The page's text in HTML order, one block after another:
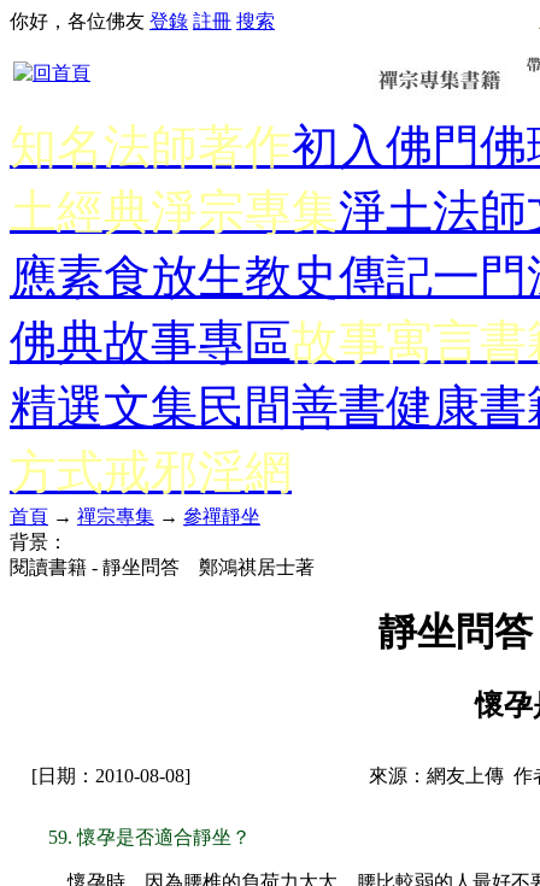
你好，各位佛友 登錄 註冊 搜索
知名法師著作初入佛門佛
土經典淨宗專集淨土法師
應素食放生教史傳記一門
佛典故事專區故事寓言書
精選文集民間善書健康書
方式戒邪淫網
首頁 → 禪宗專集 → 參禪靜坐
背景：
閱讀書籍 - 靜坐問答 鄭鴻祺居士著
靜坐問
懷孕
[日期：2010-08-08] 來源：網友上傳 作
59. 懷孕是否適合靜坐？
懷孕時，因為腰椎的負荷力太太，腰比較弱的人最好不